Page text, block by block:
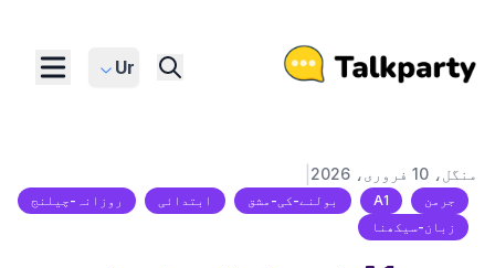
Ur
منگل، 10 فروری، 2026
جرمن A1 بولنے-کی-مشق ابتدائی
روزانہ-چیلنج
زبان-سیکھنا